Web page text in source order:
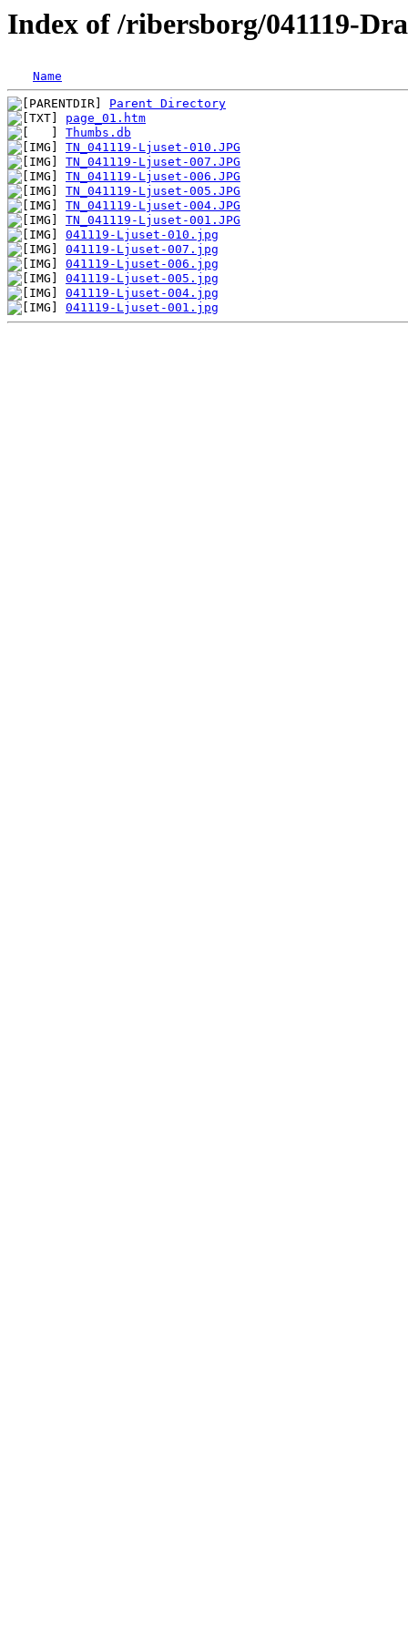
Index of /ribersborg/041119-
Name
Parent Directory
page_01.htm
Thumbs.db
TN_041119-Ljuset-010.JPG
TN_041119-Ljuset-007.JPG
TN_041119-Ljuset-006.JPG
TN_041119-Ljuset-005.JPG
TN_041119-Ljuset-004.JPG
TN_041119-Ljuset-001.JPG
041119-Ljuset-010.jpg
041119-Ljuset-007.jpg
041119-Ljuset-006.jpg
041119-Ljuset-005.jpg
041119-Ljuset-004.jpg
041119-Ljuset-001.jpg